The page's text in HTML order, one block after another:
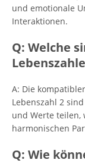
und emotionale
Interaktionen.
Q: Welche
A: Die
Lebenszahl 2
und Werte teilen,
harmonischen
Q: Wie